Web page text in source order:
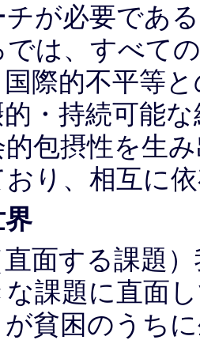
チが必要であ
では、すべて
国際的不平等
・持続可能
包摂性を生
おり、相互に
直面する課題
課題に直面
が貧困のうち